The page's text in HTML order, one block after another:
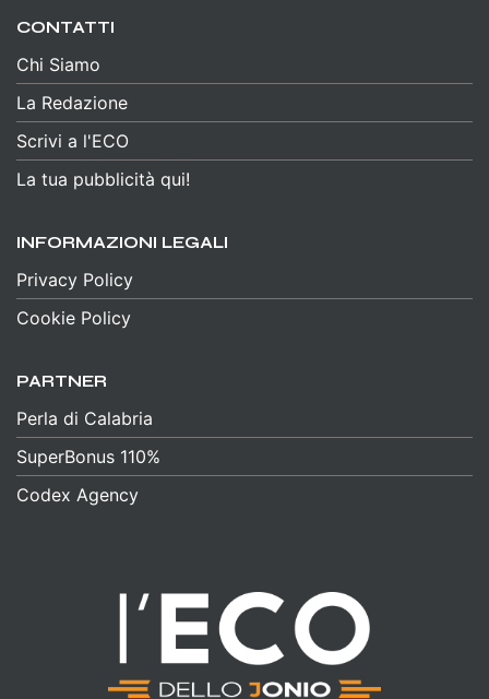
CONTATTI
Chi Siamo
La Redazione
Scrivi a l'ECO
La tua pubblicità qui!
INFORMAZIONI LEGALI
Privacy Policy
Cookie Policy
PARTNER
Perla di Calabria
SuperBonus 110%
Codex Agency